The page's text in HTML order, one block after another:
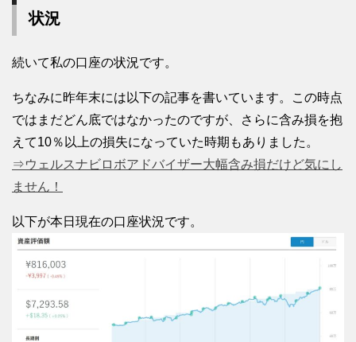
状況
続いて私の口座の状況です。
ちなみに昨年末には以下の記事を書いています。この時点
ではまだどん底ではなかったのですが、さらに含み損を抱
えて10％以上の損失になっていた時期もありました。
⇒ウェルスナビロボアドバイザー大幅含み損だけど気にし
ません！
以下が本日現在の口座状況です。